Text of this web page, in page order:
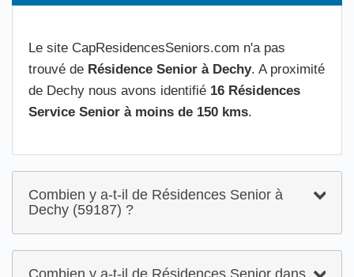
Le site CapResidencesSeniors.com n'a pas
trouvé de Résidence Senior à Dechy. A proximité
de Dechy nous avons identifié 16 Résidences
Service Senior à moins de 150 kms.
Combien y a-t-il de Résidences Senior à
Dechy (59187) ?
Combien y a-t-il de Résidences Senior dans